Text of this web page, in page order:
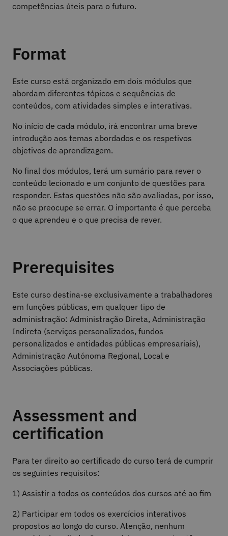
competências úteis para o futuro.
Format
Este curso está organizado em dois módulos que
abordam diferentes tópicos e sequências de
conteúdos, com atividades simples e interativas.
No início de cada módulo, irá encontrar uma breve
introdução aos temas abordados e os respetivos
objetivos de aprendizagem.
No final dos módulos, terá um sumário para rever o
conteúdo lecionado e um conjunto de questões para
responder. Estas questões não são avaliadas, por isso,
não se preocupe se errar. O importante é que perceba
o que aprendeu e o que precisa de rever.
Prerequisites
Este curso destina-se exclusivamente a trabalhadores
em funções públicas, em qualquer tipo de
administração: Administração Direta, Administração
Indireta (serviços personalizados, fundos
personalizados e entidades públicas empresariais),
Administração Autónoma Regional, Local e
Associações públicas.
Assessment and
certification
Para ter direito ao certificado do curso terá de cumprir
os seguintes requisitos:
1) Assistir a todos os conteúdos dos cursos até ao fim
2) Participar em todos os exercícios interativos
propostos ao longo do curso. Atenção, nenhum